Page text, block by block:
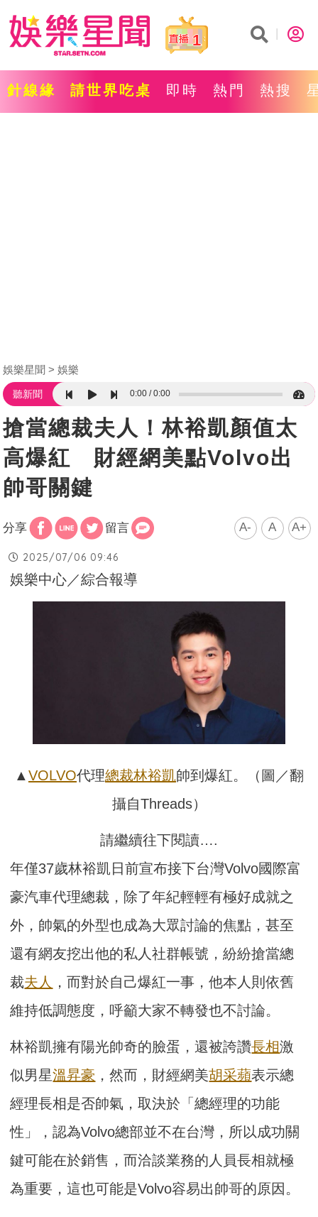
1
針線緣 請世界吃桌 即時 熱門 熱搜
娛樂星聞 娛樂
聽新聞 0:00 0:00
搶當總裁夫人！林裕凱顏值太
高爆紅 財經網美點Volvo出
帥哥關鍵
分享 留言 A- A A+
2025/07/06 09:46
娛樂中心／綜合報導
▲ VOLVO代理總裁林裕凱帥到爆紅。（圖／翻
攝自Threads）
請繼續往下閱讀….
年僅37歲林裕凱日前宣布接下台灣Volvo國際富
豪汽車代理總裁，除了年紀輕輕有極好成就之
外，帥氣的外型也成為大眾討論的焦點，甚至
還有網友挖出他的私人社群帳號，紛紛搶當總
裁夫人 ，而對於自己爆紅一事，他本人則依舊
維持低調態度，呼籲大家不轉發也不討論。
林裕凱擁有陽光帥奇的臉蛋，還被誇讚長相激
似男星溫昇豪 ，然而，財經網美胡采蘋表示總
經理長相是否帥氣，取決於「總經理的功能
性」，認為Volvo總部並不在台灣，所以成功關
鍵可能在於銷售，而洽談業務的人員長相就極
為重要，這也可能是Volvo容易出帥哥的原因。